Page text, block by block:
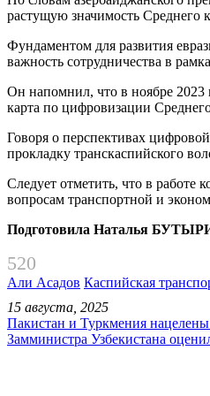
растущую значимость Среднего
Фундаментом для развития
важность сотрудничества в
Он напомнил, что в ноябре
карта по цифровизации
Говоря о перспективах
прокладку транскаспийского
Следует отметить, что в работе
вопросам транспортной и
Подготовила Наталья
520
Али Асадов Каспийская
15 августа, 2025
Пакистан и Туркмения
Замминистра Узбекистана